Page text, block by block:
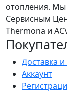
отопления.
Сервисным
Thermona и
Доставка
Аккаунт